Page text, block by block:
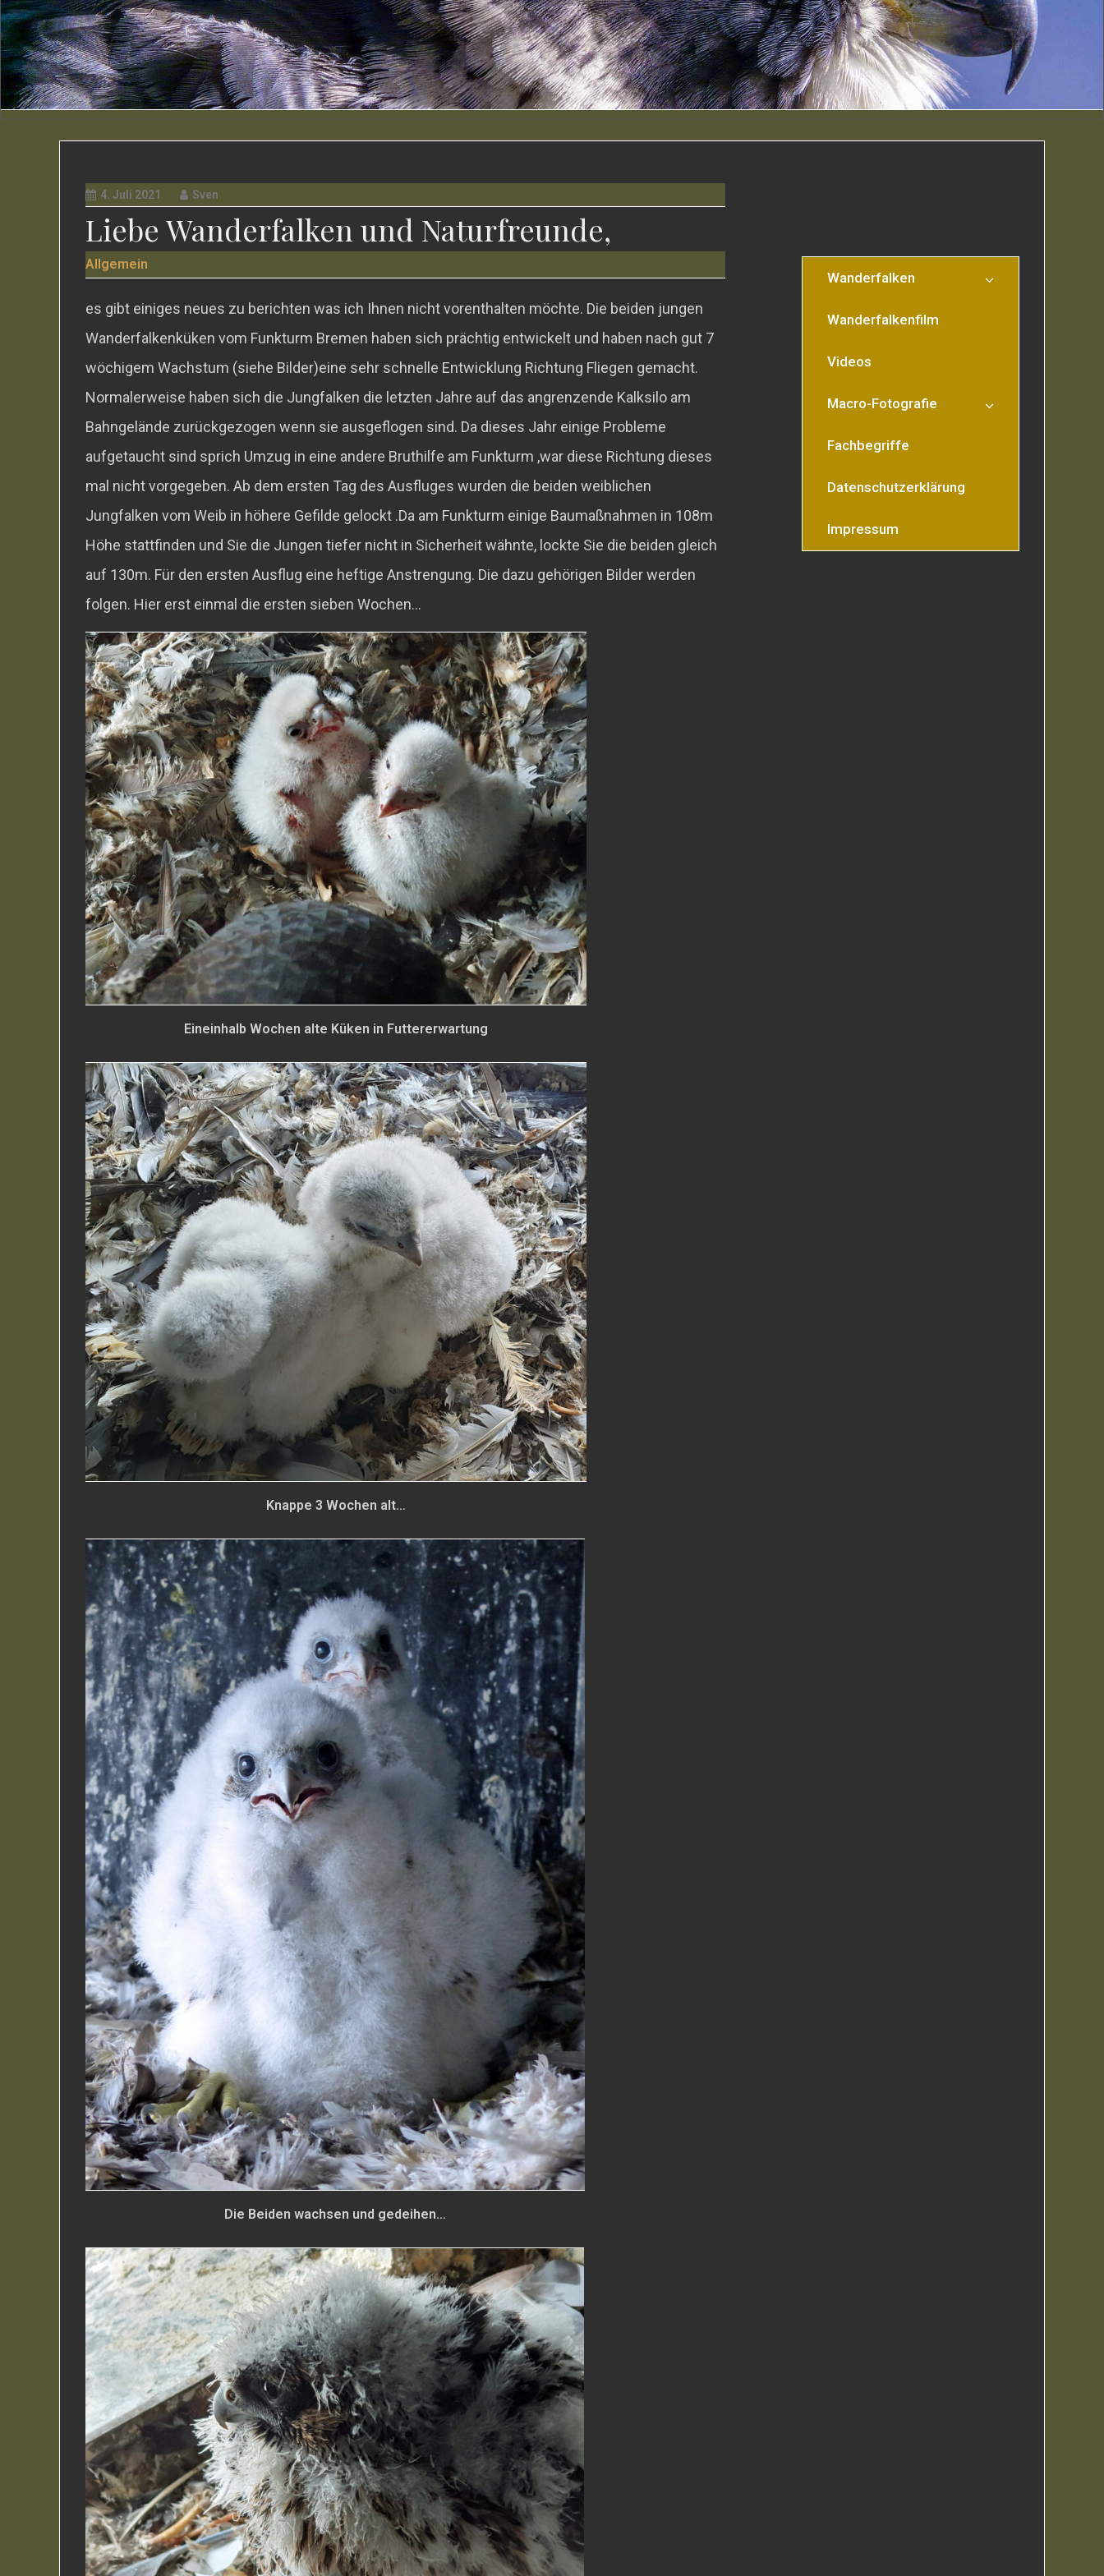
4. Juli 2021 Sven
Liebe Wanderfalken und Naturfreunde,
Allgemein
es gibt einiges neues zu berichten was ich Ihnen nicht vorenthalten möchte. Die beiden jungen
Wanderfalkenküken vom Funkturm Bremen haben sich prächtig entwickelt und haben nach gut 7
wöchigem Wachstum (siehe Bilder)eine sehr schnelle Entwicklung Richtung Fliegen gemacht.
Normalerweise haben sich die Jungfalken die letzten Jahre auf das angrenzende Kalksilo am
Bahngelände zurückgezogen wenn sie ausgeflogen sind. Da dieses Jahr einige Probleme
aufgetaucht sind sprich Umzug in eine andere Bruthilfe am Funkturm ,war diese Richtung dieses
mal nicht vorgegeben. Ab dem ersten Tag des Ausfluges wurden die beiden weiblichen
Jungfalken vom Weib in höhere Gefilde gelockt .Da am Funkturm einige Baumaßnahmen in 108m
Höhe stattfinden und Sie die Jungen tiefer nicht in Sicherheit wähnte, lockte Sie die beiden gleich
auf 130m. Für den ersten Ausflug eine heftige Anstrengung. Die dazu gehörigen Bilder werden
folgen. Hier erst einmal die ersten sieben Wochen…
Eineinhalb Wochen alte Küken in Futtererwartung
Knappe 3 Wochen alt…
Die Beiden wachsen und gedeihen…
Wanderfalken
Wanderfalkenfilm
Videos
Macro-Fotografie
Fachbegriffe
Datenschutzerklärung
Impressum